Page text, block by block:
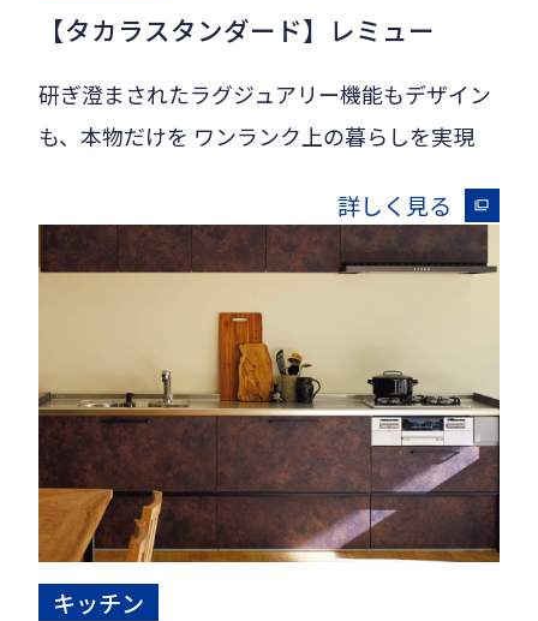
【タカラスタンダード】レミュー
研ぎ澄まされたラグジュアリー機能もデザイン
も、本物だけを ワンランク上の暮らしを実現
詳しく見る
キッチン